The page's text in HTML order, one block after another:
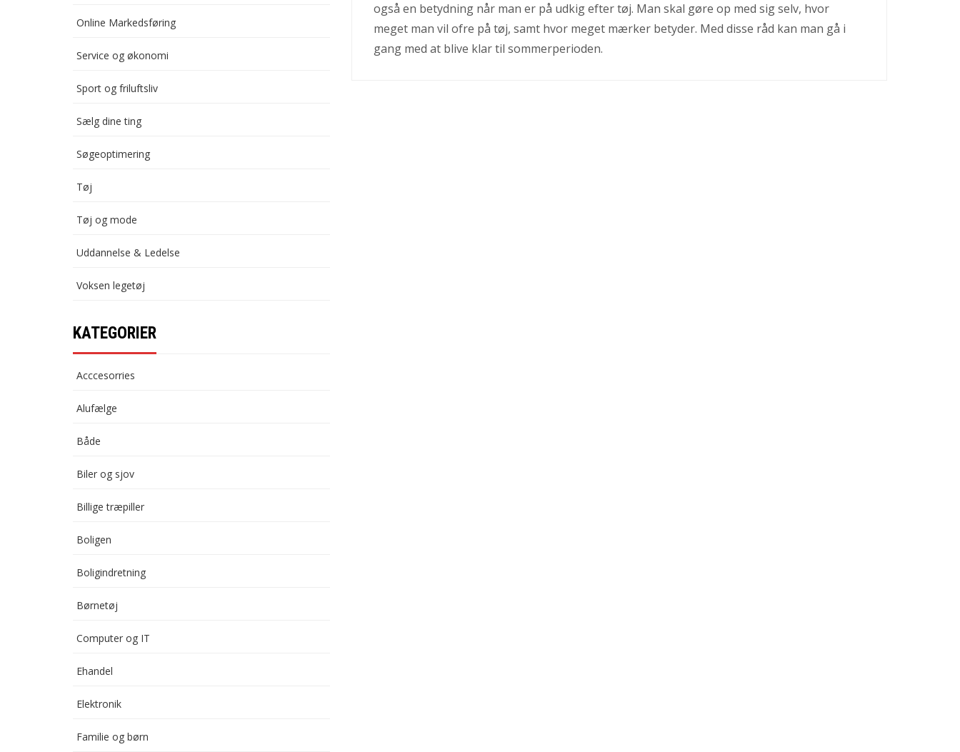
også en betydning når man er på udkig efter tøj. Man skal gøre op med sig selv, hvor
meget man vil ofre på tøj, samt hvor meget mærker betyder. Med disse råd kan man gå i
gang med at blive klar til sommerperioden.
Online Markedsføring
Service og økonomi
Sport og friluftsliv
Sælg dine ting
Søgeoptimering
Tøj
Tøj og mode
Uddannelse & Ledelse
Voksen legetøj
KATEGORIER
Acccesorries
Alufælge
Både
Biler og sjov
Billige træpiller
Boligen
Boligindretning
Børnetøj
Computer og IT
Ehandel
Elektronik
Familie og børn